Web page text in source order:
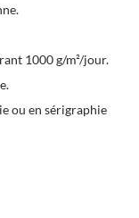
1000 g/m²/jour.
ou en sérigraphie